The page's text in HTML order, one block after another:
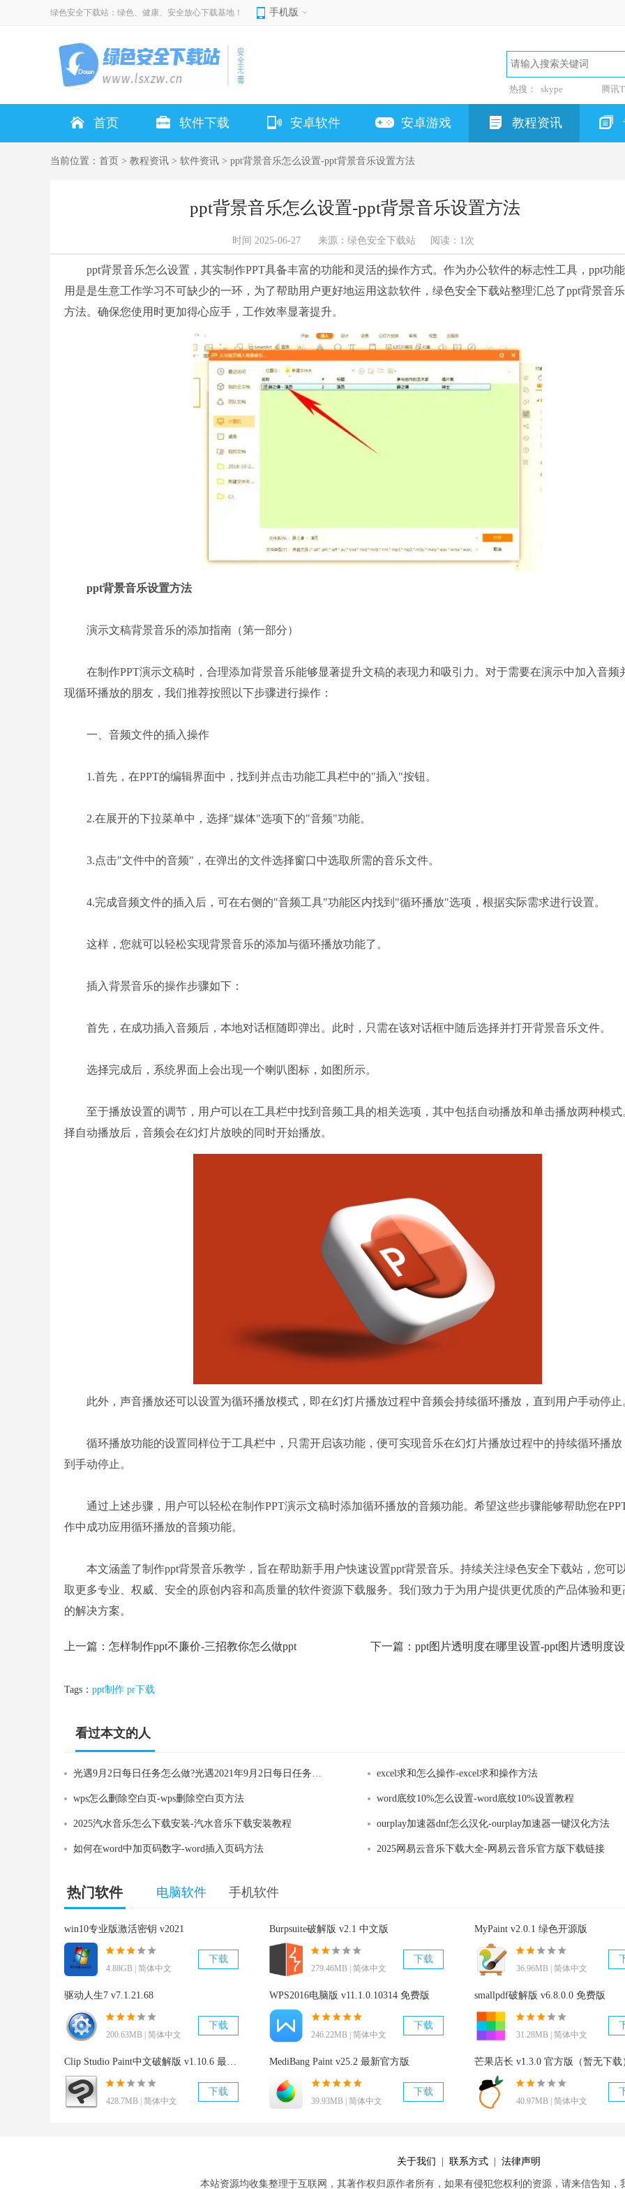
绿色安全下载站：绿色、健康、安全放心下载基地！ 手机版
热搜： skype 腾讯
首页 软件下载 安卓软件 安卓游戏 教程资讯
当前位置： 首页 > 教程资讯 > 软件资讯 > ppt背景音乐怎么设置-ppt背景音乐设置方法
ppt背景音乐怎么设置-ppt背景音乐设置方法
时间 2025-06-27 来源：绿色安全下载站 阅读： 1次
ppt背景音乐怎么设置，其实制作PPT具备丰富的功能和灵活的操作方式。作为办公软件的标志性工具，ppt功
用是是生意工作学习不可缺少的一环，为了帮助用户更好地运用这款软件，绿色安全下载站整理汇总了ppt背景音
方法。确保您使用时更加得心应手，工作效率显著提升。
ppt背景音乐设置方法
演示文稿背景音乐的添加指南（第一部分）
在制作PPT演示文稿时，合理添加背景音乐能够显著提升文稿的表现力和吸引力。对于需要在演示中加入音频
现循环播放的朋友，我们推荐按照以下步骤进行操作：
一、音频文件的插入操作
1.首先，在PPT的编辑界面中，找到并点击功能工具栏中的"插入"按钮。
2.在展开的下拉菜单中，选择"媒体"选项下的"音频"功能。
3.点击"文件中的音频"，在弹出的文件选择窗口中选取所需的音乐文件。
4.完成音频文件的插入后，可在右侧的"音频工具"功能区内找到"循环播放"选项，根据实际需求进行设置。
这样，您就可以轻松实现背景音乐的添加与循环播放功能了。
插入背景音乐的操作步骤如下：
首先，在成功插入音频后，本地对话框随即弹出。此时，只需在该对话框中随后选择并打开背景音乐文件。
选择完成后，系统界面上会出现一个喇叭图标，如图所示。
至于播放设置的调节，用户可以在工具栏中找到音频工具的相关选项，其中包括自动播放和单击播放两种模式
择自动播放后，音频会在幻灯片放映的同时开始播放。
此外，声音播放还可以设置为循环播放模式，即在幻灯片播放过程中音频会持续循环播放，直到用户手动停止
循环播放功能的设置同样位于工具栏中，只需开启该功能，便可实现音乐在幻灯片播放过程中的持续循环播放
到手动停止。
通过上述步骤，用户可以轻松在制作PPT演示文稿时添加循环播放的音频功能。希望这些步骤能够帮助您在
作中成功应用循环播放的音频功能。
本文涵盖了制作ppt背景音乐教学，旨在帮助新手用户快速设置ppt背景音乐。持续关注绿色安全下载站，您可
取更多专业、权威、安全的原创内容和高质量的软件资源下载服务。我们致力于为用户提供更优质的产品体验和更
的解决方案。
上一篇： 怎样制作ppt不廉价-三招教你怎么做ppt 下一篇：
Tags： ppt制作 pr下载
看过本文的人
还看过
光遇9月2日每日任务怎么做?光遇2021年9月2日每日任务最新攻略 excel求和怎么操作-excel求和操作方法
wps怎么删除空白页-wps删除空白页方法 word底纹10%怎么设置-word底纹10%设置教程
2025汽水音乐怎么下载安装-汽水音乐下载安装教程 ourplay加速器dnf怎么汉化-ourplay加速器一键汉化方法
如何在word中加页码数字-word插入页码方法 2025网易云音乐下载大全-网易云音乐官方版下载链接
热门软件 电脑软件 手机软件
win10专业版激活密钥 v2021
4.88GB | 简体中文
下载
Burpsuite破解版 v2.1 中文版
279.46MB | 简体中文
下载
MyPaint v2.0.1 绿色开源版
36.96MB | 简体中文
驱动人生7 v7.1.21.68
200.63MB | 简体中文
下载
WPS2016电脑版 v11.1.0.10314 免费版
246.22MB | 简体中文
下载
smallpdf破解版 v6.8.0.0 免费版
31.28MB | 简体中文
Clip Studio Paint中文破解版 v1.10.6 最新免费版
428.7MB | 简体中文
下载
MediBang Paint v25.2 最新官方版
39.93MB | 简体中文
下载
芒果店长 v1.3.0 官方版（暂无下载
40.97MB | 简体中文
关于我们 联系方式 法律声明
本站资源均收集整理于互联网，其著作权归原作者所有，如果有侵犯您权利的资源，请来信告知，